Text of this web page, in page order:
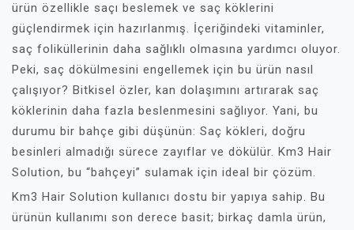
ürün özellikle saçı beslemek ve saç köklerini
güçlendirmek için hazırlanmış. İçeriğindeki vitaminler,
saç foliküllerinin daha sağlıklı olmasına yardımcı oluyor.
Peki, saç dökülmesini engellemek için bu ürün nasıl
çalışıyor? Bitkisel özler, kan dolaşımını artırarak saç
köklerinin daha fazla beslenmesini sağlıyor. Yani, bu
durumu bir bahçe gibi düşünün: Saç kökleri, doğru
besinleri almadığı sürece zayıflar ve dökülür. Km3 Hair
Solution, bu “bahçeyi” sulamak için ideal bir çözüm.
Km3 Hair Solution kullanıcı dostu bir yapıya sahip. Bu
ürünün kullanımı son derece basit; birkaç damla ürün,